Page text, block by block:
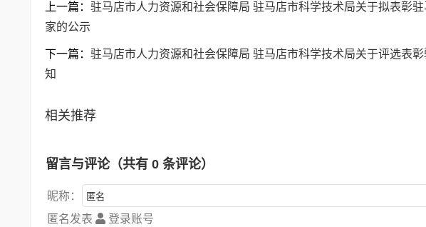
上一篇： 驻马店市人力资源和社会保障局 驻马店市科学技术局关于拟表彰
家的公示
下一篇： 驻马店市人力资源和社会保障局 驻马店市科学技术局关于评选表
知
相关推荐
留言与评论（共有 0 条评论）
昵称：
匿名发表
登录账号